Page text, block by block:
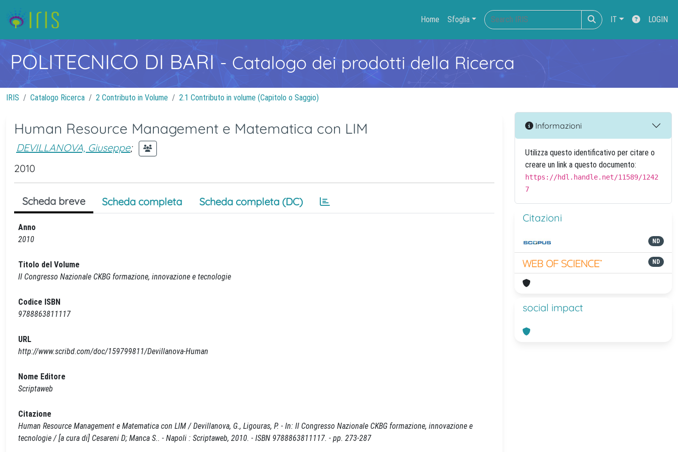
Home Sfoglia IT LOGIN
POLITECNICO DI BARI- Catalogo dei prodotti della Ricerca
IRIS Catalogo Ricerca 2 Contributo in Volume 2.1 Contributo in volume (Capitolo o Saggio)
Human Resource Management e Matematica con LIM
DEVILLANOVA, Giuseppe;
2010
Scheda breve Scheda completa Scheda completa (DC)
Anno
2010
Titolo del Volume
II Congresso Nazionale CKBG formazione, innovazione e tecnologie
Codice ISBN
9788863811117
URL
http://www.scribd.com/doc/159799811/Devillanova-Human
Nome Editore
Scriptaweb
Citazione
Human Resource Management e Matematica con LIM / Devillanova, G., Ligouras, P. - In: II Congresso Nazionale CKBG formazione, innovazione e
tecnologie / [a cura di] Cesareni D; Manca S.. - Napoli : Scriptaweb, 2010. - ISBN 9788863811117. - pp. 273-287
Informazioni
Utilizza questo identificativo per citare o
creare un link a questo documento:
https://hdl.handle.net/11589/1242
7
Citazioni
ND
ND
social impact